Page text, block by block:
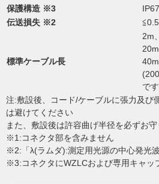
保護構造 ※3
IP67
伝送損失 ※2
標準ケーブル長
2m
で
注:敷設後、コード/ケーブルに張力及び
は避けてください
また、敷設後は許容曲げ半径を必ずお
※1:コネクタ部を含みません
※2:「λ(ラムダ):測定用光源の中心発光波
※3:コネクタにWZLCおよび専用キャッ